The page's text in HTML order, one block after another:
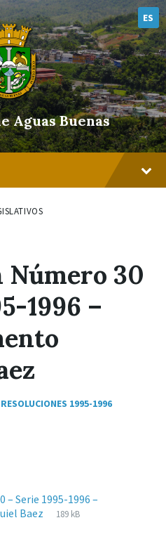
ES
Aguas Buenas
Número 30
1996 –
RESOLUCIONES 1995-1996
– Serie 1995-1996 –
Baez
Extensiones
pdf
Tamaño
189 kB